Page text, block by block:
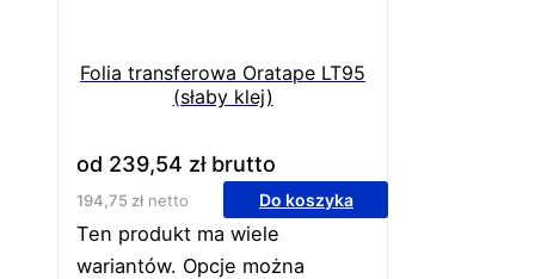
Folia transferowa Oratape LT95
(słaby klej)
od 239,54 złbrutto
194,75 złnetto Do koszyka
Ten produkt ma wiele
wariantów. Opcje można